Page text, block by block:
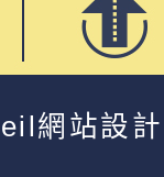
網站設